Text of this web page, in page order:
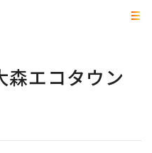
森エコタウン